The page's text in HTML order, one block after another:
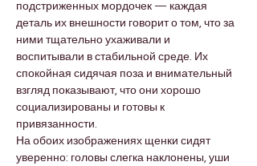
подстриженных мордочек — каждая
деталь их внешности говорит о том, что за
ними тщательно ухаживали и
воспитывали в стабильной среде. Их
спокойная сидячая поза и внимательный
взгляд показывают, что они хорошо
социализированы и готовы к
привязанности.
На обоих изображениях щенки сидят
уверенно: головы слегка наклонены, уши